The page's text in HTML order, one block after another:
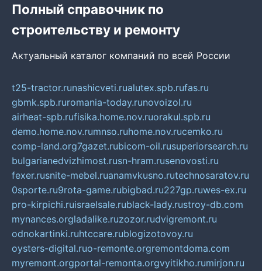
Полный справочник по
строительству и ремонту
Актуальный каталог компаний по всей России
t25-tractor.runashicveti.rualutex.spb.rufas.ru
gbmk.spb.ruromania-today.runovoizol.ru
airheat-spb.rufisika.home.nov.ruorakul.spb.ru
demo.home.nov.rumnso.ruhome.nov.rucemko.ru
comp-land.org7gazet.rubicom-oil.rusuperiorsearch.ru
bulgarianedvizhimost.rusn-hram.rusenovosti.ru
fexer.rusnite-mebel.ruanamvkusno.rutechnosaratov.ru
0sporte.ru9rota-game.rubigbad.ru227gp.ruwes-ex.ru
pro-kirpichi.ruisraelsale.rublack-lady.rustroy-db.com
mynances.orgladalike.ruzozor.rudvigremont.ru
odnokartinki.ruhtccare.rublogizotovoy.ru
oysters-digital.ruo-remonte.orgremontdoma.com
myremont.orgportal-remonta.orgvyitikho.rumirjon.ru